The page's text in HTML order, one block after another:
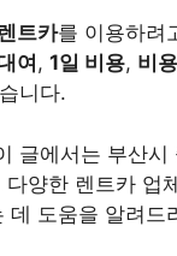
렌트카를 이용하려
여 , 1일 비용, 비용
니다.
글에서는 부산
양한 렌트카 업
데 도움을 알려드